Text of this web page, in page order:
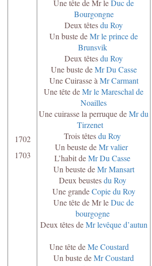
1702
1703
Une tête de Mr leDuc de
Bourgongne
Deux têtesdu Roy
Un buste deMr le prince de
Brunsvik
Deux têtesdu Roy
Une buste deMr Du Casse
Une Cuirasse à Mr Carmant
Une tête deMr le Mareschal de
Noailles
Une cuirasse la perruque deMr du
Tirzenet
Trois têtesdu Roy
Un beuste deMr valier
L’habit deMr Du Casse
Un beuste deMr Mansart
Deux beustesdu Roy
Une grandeCopie du Roy
Une tête de Mr leDuc de
bourgogne
Deux têtes deMr levêque d’autun
Une tête deMe Coustard
Un buste deMr Coustard